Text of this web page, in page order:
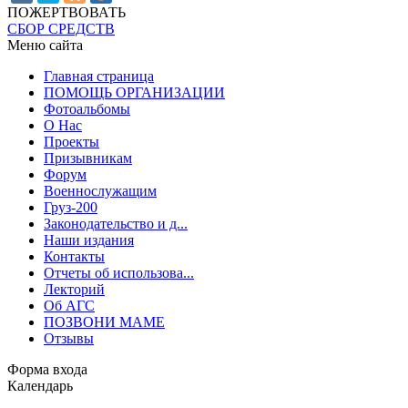
ПОЖЕРТВОВАТЬ
СБОР СРЕДСТВ
Меню сайта
Главная страница
ПОМОЩЬ ОРГАНИЗАЦИИ
Фотоальбомы
О Нас
Проекты
Призывникам
Форум
Военнослужащим
Груз-200
Законодательство и д...
Наши издания
Контакты
Отчеты об использова...
Лекторий
Об АГС
ПОЗВОНИ МАМЕ
Отзывы
Форма входа
Календарь